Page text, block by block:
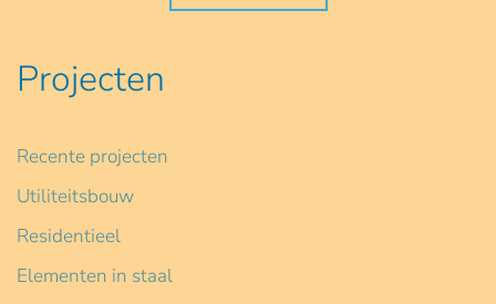
Projecten
Recente projecten
Utiliteitsbouw
Residentieel
Elementen in staal